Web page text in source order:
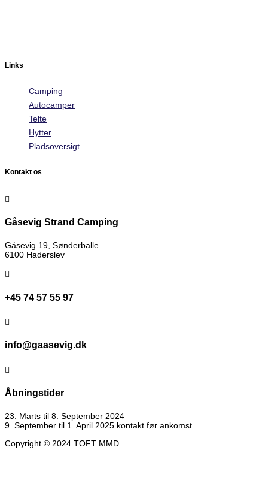
Links
Camping
Autocamper
Telte
Hytter
Pladsoversigt
Kontakt os

Gåsevig Strand Camping
Gåsevig 19, Sønderballe
6100 Haderslev

+45 74 57 55 97

info@gaasevig.dk

Åbningstider
23. Marts til 8. September 2024
9. September til 1. April 2025 kontakt før ankomst
Copyright © 2024 TOFT MMD